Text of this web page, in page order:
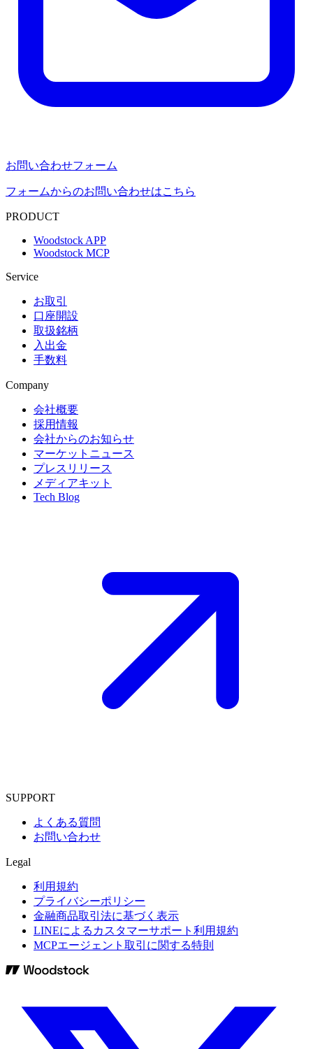
お問い合わせフォーム
フォームからのお問い合わせはこちら
PRODUCT
Woodstock APP
Woodstock MCP
Service
お取引
口座開設
取扱銘柄
入出金
手数料
Company
会社概要
採用情報
会社からのお知らせ
マーケットニュース
プレスリリース
メディアキット
Tech Blog
SUPPORT
よくある質問
お問い合わせ
Legal
利用規約
プライバシーポリシー
金融商品取引法に基づく表示
LINEによるカスタマーサポート利用規約
MCPエージェント取引に関する特則